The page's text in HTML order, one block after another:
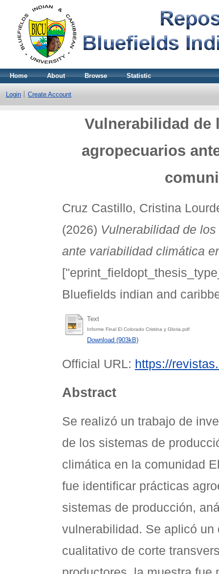
Home About Browse Statistic
Login Create Account
Vulnerabilidad de
agropecuarios
Cruz Castillo, Cristina
(2026) Vulnerabilidad de
ante variabilidad climática
Bluefields indian and
Text
Informe Final El Colorado Cristina y Gloria.pdf
Download (903kB)
Official URL: https://
Abstract
Se realizó un trabajo de
de los sistemas de
climática en la comunidad
fue identificar prácticas
sistemas de producción,
vulnerabilidad. Se aplicó
cualitativo de corte